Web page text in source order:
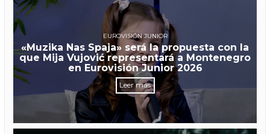
EUROVISIÓN JUNIOR
«Muzika Nas Spaja» será la propuesta con la
que Mija Vujović representará a Montenegro
en Eurovisión Junior 2026
Leer más